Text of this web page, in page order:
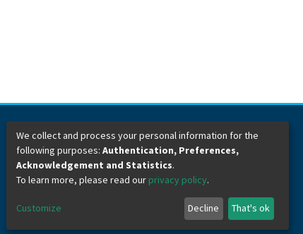
Dirección General de Bibliotecas
Boulevard Valsequillo y Av. de las Torres
Ciudad Universitaria. Col. San Manuel
We collect and process your personal information for the
following purposes: Authentication, Preferences,
Acknowledgement and Statistics.
To learn more, please read our privacy policy.
Customize Decline That's ok